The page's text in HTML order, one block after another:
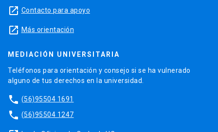
launch Contacto para apoyo
launch Más orientación
MEDIACIÓN UNIVERSITARIA
Teléfonos para orientación y consejo si se ha vulnerado
alguno de tus derechos en la universidad.
phone (56)95504 1691
phone (56)95504 1247